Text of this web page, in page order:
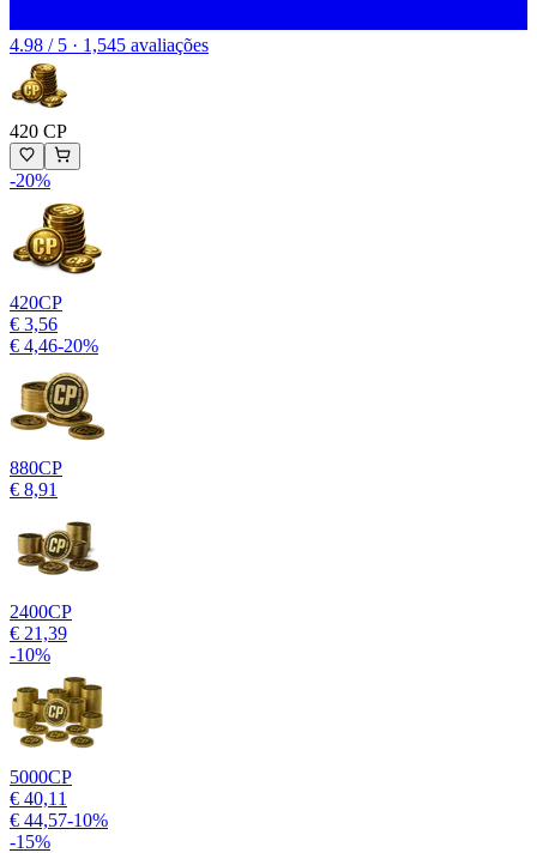
4.98 / 5 · 1,545 avaliações
420 CP
-20%
420CP
€ 3,56
€ 4,46-20%
880CP
€ 8,91
2400CP
€ 21,39
-10%
5000CP
€ 40,11
€ 44,57-10%
-15%